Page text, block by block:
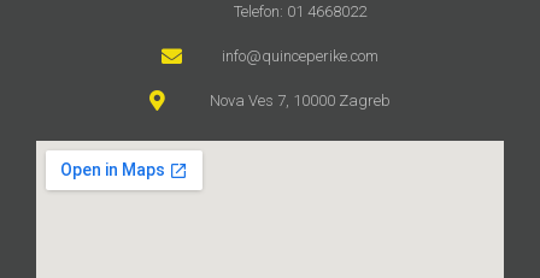
Telefon: 01 4668022
info@quinceperike.com
Nova Ves 7, 10000 Zagreb